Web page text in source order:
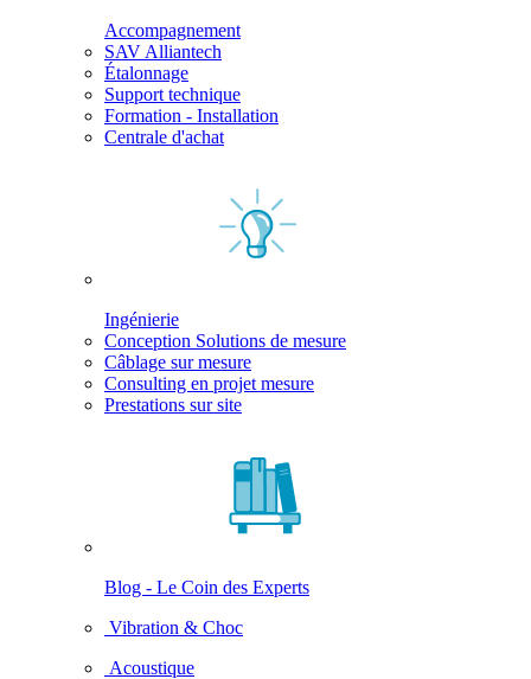
Accompagnement
SAV Alliantech
Étalonnage
Support technique
Formation - Installation
Centrale d'achat
Ingénierie
Conception Solutions de mesure
Câblage sur mesure
Consulting en projet mesure
Prestations sur site
Blog - Le Coin des Experts
Vibration & Choc
Acoustique